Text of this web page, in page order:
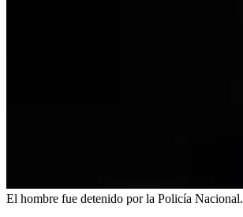
El hombre fue detenido por la Policía Nacional.